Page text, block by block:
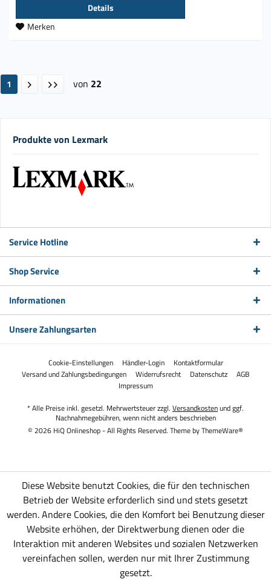
Details
Merken
1 von 22
Produkte von Lexmark
Service Hotline
Shop Service
Informationen
Unsere Zahlungsarten
Cookie-Einstellungen Händler-Login
Kontaktformular
Versand und Zahlungsbedingungen
Widerrufsrecht Datenschutz
AGB
Impressum
* Alle Preise inkl. gesetzl. Mehrwertsteuer zzgl. Versandkostenund ggf.
Nachnahmegebühren, wenn nicht anders beschrieben
© 2026 HiQ Onlineshop - All Rights Reserved. Theme byThemeWare®
Diese Website benutzt Cookies, die für den technischen
Betrieb der Website erforderlich sind und stets gesetzt
werden. Andere Cookies, die den Komfort bei Benutzung dieser
Website erhöhen, der Direktwerbung dienen oder die
Interaktion mit anderen Websites und sozialen Netzwerken
vereinfachen sollen, werden nur mit Ihrer Zustimmung
gesetzt.